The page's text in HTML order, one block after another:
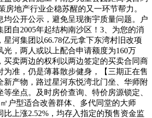
房地产行业企稳苏醒的又一环节帮力。
均公开公示，避免呈现衡宇质量问题。户
团自2005年起结构南沙区！3、为您的消
星河集团以66.78亿元拿下东湾村旧改项
光，两人或以上配合申请额度为160万
买卖两边的权利以两边签定的买卖合同商
为准，仍是薄暮散步健身，【三期正在售
新产物，路过星河东悦湾北门坐、华师附
坐点。及时房价查询、特价房源锁定、
户型适合改善群体、多代同堂的大师
比上涨2.52%，均存入指定的预售资金监